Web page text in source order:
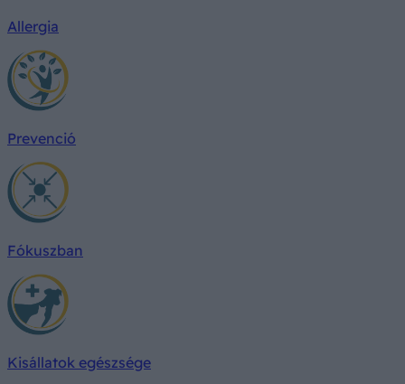
Allergia
Prevenció
Fókuszban
Kisállatok egészsége